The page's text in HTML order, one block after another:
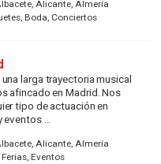
Alicante, Almería
Boda, Conciertos
larga trayectoria musical
afincado en Madrid. Nos
tipo de actuación en
...
Alicante, Almería
Eventos